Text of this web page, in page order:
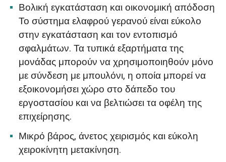
Βολική εγκατάσταση και οικονομική απόδοση
Το σύστημα ελαφρού γερανού είναι εύκολο
στην εγκατάσταση και τον εντοπισμό
σφαλμάτων. Τα τυπικά εξαρτήματα της
μονάδας μπορούν να χρησιμοποιηθούν μόνο
με σύνδεση με μπουλόνι, η οποία μπορεί να
εξοικονομήσει χώρο στο δάπεδο του
εργοστασίου και να βελτιώσει τα οφέλη της
επιχείρησης.
Μικρό βάρος, άνετος χειρισμός και εύκολη
χειροκίνητη μετακίνηση.